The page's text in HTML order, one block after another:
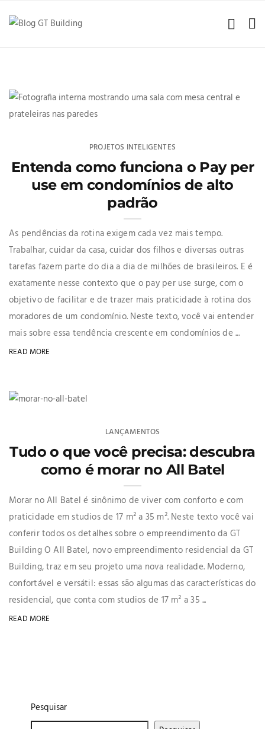
PROJETOS INTELIGENTES
Entenda como funciona o Pay per
use em condomínios de alto
padrão
As pendências da rotina exigem cada vez mais tempo.
Trabalhar, cuidar da casa, cuidar dos filhos e diversas outras
tarefas fazem parte do dia a dia de milhões de brasileiros. E é
exatamente nesse contexto que o pay per use surge, com o
objetivo de facilitar e de trazer mais praticidade à rotina dos
moradores de um condomínio. Neste texto, você vai entender
mais sobre essa tendência crescente em condomínios de ...
READ MORE
LANÇAMENTOS
Tudo o que você precisa: descubra
como é morar no All Batel
Morar no All Batel é sinônimo de viver com conforto e com
praticidade em studios de 17 m² a 35 m². Neste texto você vai
conferir todos os detalhes sobre o empreendimento da GT
Building O All Batel, novo empreendimento residencial da GT
Building, traz em seu projeto uma nova realidade. Moderno,
confortável e versátil: essas são algumas das características do
residencial, que conta com studios de 17 m² a 35 ...
READ MORE
Pesquisar